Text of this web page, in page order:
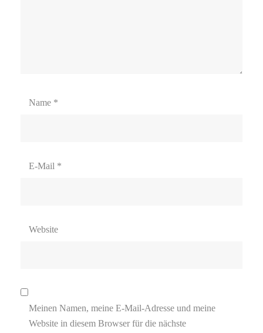
Name *
E-Mail *
Website
Meinen Namen, meine E-Mail-Adresse und meine
Website in diesem Browser für die nächste